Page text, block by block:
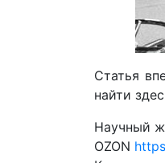
Статья
найти
Научный
OZON